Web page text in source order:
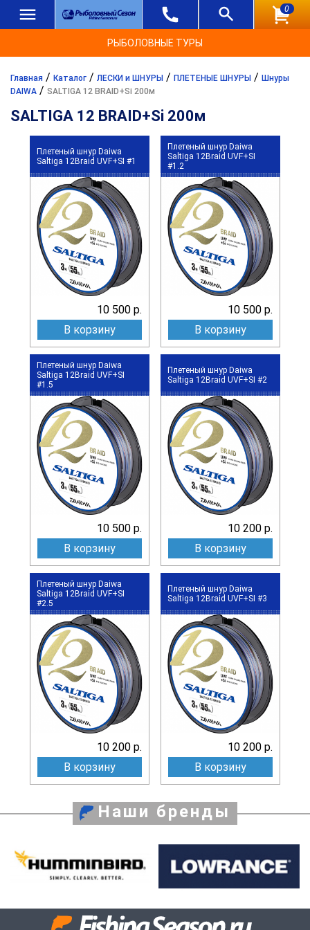
0
РЫБОЛОВНЫЕ ТУРЫ
Главная / Каталог / ЛЕСКИ и ШНУРЫ / ПЛЕТЕНЫЕ ШНУРЫ / Шнуры
DAIWA / SALTIGA 12 BRAID+Si 200м
SALTIGA 12 BRAID+Si 200м
Плетеный шнур Daiwa
Saltiga 12Braid UVF+SI #1
10 500 р.
В корзину
Плетеный шнур Daiwa
Saltiga 12Braid UVF+SI
#1.2
10 500 р.
В корзину
Плетеный шнур Daiwa
Saltiga 12Braid UVF+SI
#1.5
10 500 р.
В корзину
Плетеный шнур Daiwa
Saltiga 12Braid UVF+SI #2
10 200 р.
В корзину
Плетеный шнур Daiwa
Saltiga 12Braid UVF+SI
#2.5
10 200 р.
В корзину
Плетеный шнур Daiwa
Saltiga 12Braid UVF+SI #3
10 200 р.
В корзину
Наши бренды